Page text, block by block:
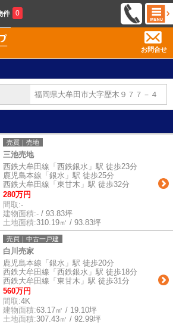
件 0
お問合せ
福岡県大牟田市大字歴木９７７－４
売買｜売地
三池売地
西鉄大牟田線「西鉄銀水」駅 徒歩23分
鹿児島本線「銀水」駅 徒歩25分
西鉄大牟田線「東甘木」駅 徒歩32分
280万円
間取:-
建物面積:- / 93.83坪
土地面積:310.19㎡ / 93.83坪
売買｜中古一戸建
白川売家
鹿児島本線「銀水」駅 徒歩20分
西鉄大牟田線「西鉄銀水」駅 徒歩18分
西鉄大牟田線「東甘木」駅 徒歩31分
560万円
間取:4K
建物面積:63.17㎡ / 19.10坪
土地面積:307.43㎡ / 92.99坪